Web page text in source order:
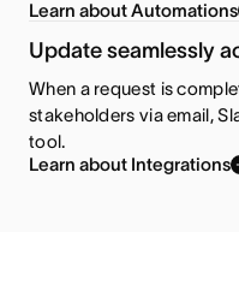
Learn about Automations
Update seamlessly
When a request is
stakeholders via email,
tool.
Learn about Integrations